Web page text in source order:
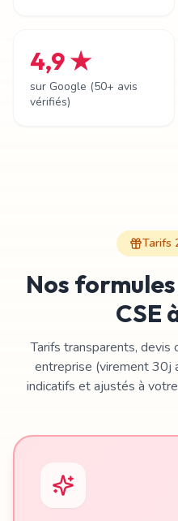
4,9 ★
sur Google (50+ avis
vérifiés)
Tarifs
Nos
CSE
Tarifs transparents,
entreprise (virement 30j
indicatifs et ajustés à